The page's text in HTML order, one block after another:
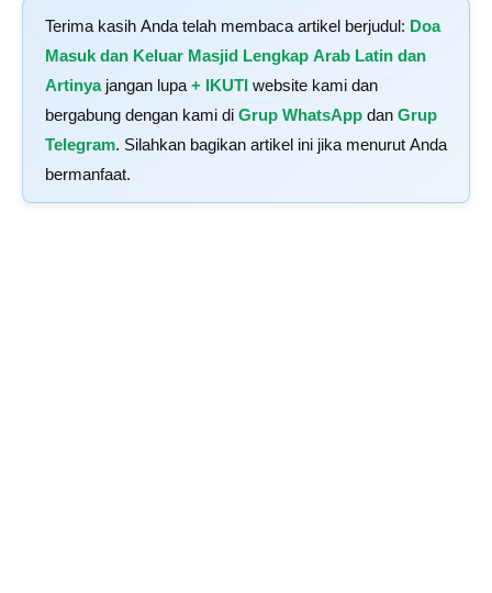
Terima kasih Anda telah membaca artikel berjudul: Doa
Masuk dan Keluar Masjid Lengkap Arab Latin dan
Artinyajangan lupa+ IKUTIwebsite kami dan
bergabung dengan kami diGrup WhatsAppdanGrup
Telegram. Silahkan bagikan artikel ini jika menurut Anda
bermanfaat.